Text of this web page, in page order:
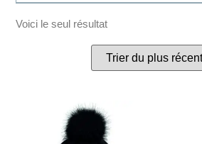
Voici le seul résultat